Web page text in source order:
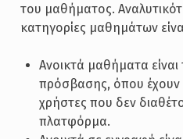
του μαθήματος.
κατηγορίες μαθημάτων
Ανοικτά μαθήματα
πρόσβασης, όπου
χρήστες που δεν
πλατφόρμα.